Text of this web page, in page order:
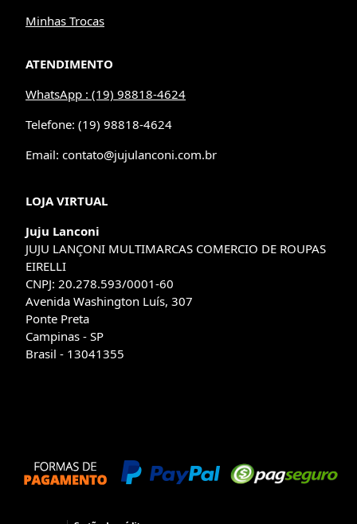
Minhas Trocas
ATENDIMENTO
WhatsApp : (19) 98818-4624
Telefone: (19) 98818-4624
Email: contato@jujulanconi.com.br
LOJA VIRTUAL
Juju Lanconi
JUJU LANÇONI MULTIMARCAS COMERCIO DE ROUPAS
EIRELLI
CNPJ: 20.278.593/0001-60
Avenida Washington Luís, 307
Ponte Preta
Campinas - SP
Brasil - 13041355